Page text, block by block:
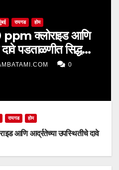
रायगड होम
ppm क्लोराइड आणि
पडताळणीत सिद्ध
0
रायगड होम
आणि आर्द्रतेच्या उपस्थितीचे दावे